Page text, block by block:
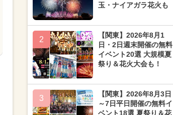
玉・ナイアガラ花火も
2
【関東】2026年8月1
日・2日週末開催の無料
イベント20選 大規模夏
祭り＆花火大会も！
3
【関東】2026年8月3日
～7日平日開催の無料イ
ベント18選 夏祭り＆花